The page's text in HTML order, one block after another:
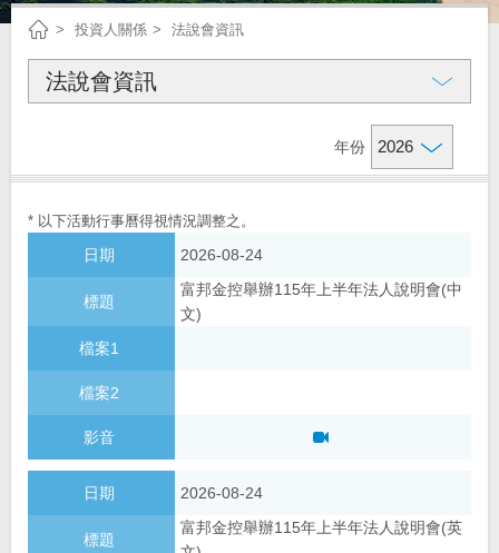
投資人關係 法說會資訊
年份
* 以下活動行事曆得視情況調整之。
2026-08-24
富邦金控舉辦115年上半年法人說明會(中
文)
2026-08-24
富邦金控舉辦115年上半年法人說明會(英
法說會資訊
基本資料
金控組織架構
金控子公司成員
大事紀
問答集
財務資訊
財務摘要
每月合併營收公告
財務報告
公司年報
信用評等
法說會資訊
股務及公司債資訊
簡介資料
股價資訊
股利資訊
海外存託憑證
活動與公告
投資人活動
重要公告
申報交易所檔案
聯絡我們
聯絡窗口
相關網站